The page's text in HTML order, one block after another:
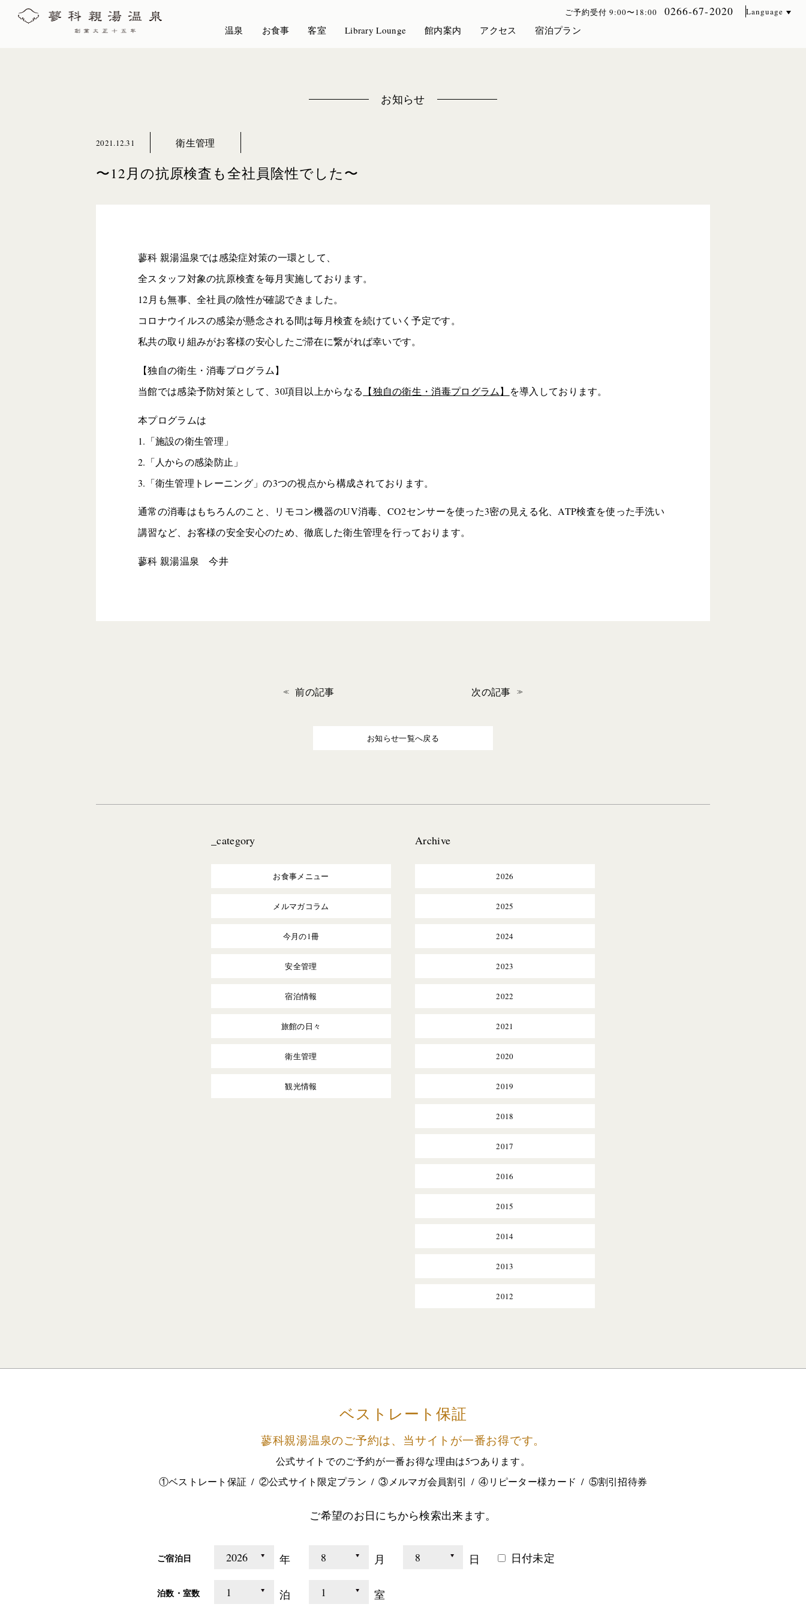
ご予約受付 9:00〜18:00 0266-67-2020 Language
温泉 お食事 客室 Library Lounge 館内案内 アクセス 宿泊プラン
お知らせ
2021.12.31 衛生管理
〜12月の抗原検査も全社員陰性でした〜
蓼科 親湯温泉では感染症対策の一環として、
全スタッフ対象の抗原検査を毎月実施しております。
12月も無事、全社員の陰性が確認できました。
コロナウイルスの感染が懸念される間は毎月検査を続けていく予定です。
私共の取り組みがお客様の安心したご滞在に繋がれば幸いです。
【独自の衛生・消毒プログラム】
当館では感染予防対策として、30項目以上からなる 【独自の衛生・消毒プログラム】 を導入しております。
本プログラムは
1.「施設の衛生管理」
2.「人からの感染防止」
3.「衛生管理トレーニング」の3つの視点から構成されております。
通常の消毒はもちろんのこと、リモコン機器のUV消毒、CO2センサーを使った3密の見える化、ATP検査を使った手洗い
講習など、お客様の安全安心のため、徹底した衛生管理を行っております。
蓼科 親湯温泉 今井
前の記事 次の記事
お知らせ一覧へ戻る
_category
お食事メニュー
メルマガコラム
今月の1冊
安全管理
宿泊情報
旅館の日々
衛生管理
観光情報
Archive
2026
2025
2024
2023
2022
2021
2020
2019
2018
2017
2016
2015
2014
2013
2012
ベストレート保証
蓼科親湯温泉のご予約は、 当サイトが一番お得です。
公式サイトでのご予約が一番お得な理由は5つあります。
①ベストレート保証
②公式サイト限定プラン ③メルマガ会員割引 ④リピーター様カード ⑤割引招待券
ご希望のお日にちから検索出来ます。
ご宿泊日 年 月 日 日付未定
泊数・室数 泊 室